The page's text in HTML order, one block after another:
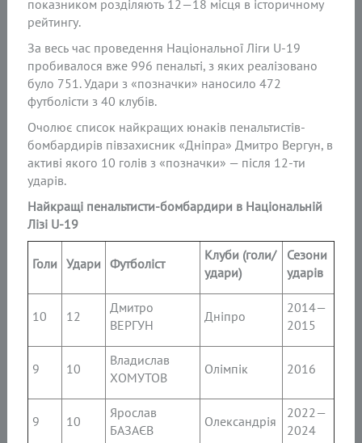
показником розділяють 12—18 місця в історичному
рейтингу.
За весь час проведення Національної Ліги U-19
пробивалося вже 996 пенальті, з яких реалізовано
було 751. Удари з «позначки» наносило 472
футболісти з 40 клубів.
Очолює список найкращих юнаків пенальтистів-
бомбардирів півзахисник «Дніпра» Дмитро Вергун, в
активі якого 10 голів з «позначки» — після 12-ти
ударів.
Найкращі пенальтисти-бомбардири в Національній
Лізі U-19
Голи Удари Футболіст
Клуби (голи/
удари)
Сезони
ударів
10 12
Дмитро
ВЕРГУН
Дніпро
2014—
2015
9 10
Владислав
ХОМУТОВ
Олімпік 2016
9 10
Ярослав
БАЗАЄВ
Олександрія
2022—
2024